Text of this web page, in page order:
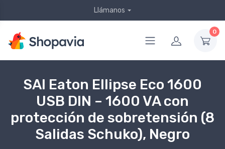
Llámanos
0
SAI Eaton Ellipse Eco 1600
USB DIN – 1600 VA con
protección de sobretensión (8
Salidas Schuko), Negro